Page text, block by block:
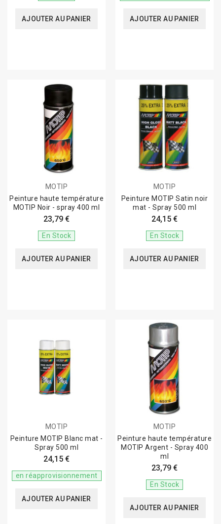
AJOUTER AU PANIER AJOUTER AU PANIER
MOTIP
Peinture haute température
MOTIP Noir - spray 400 ml
23,79 €
En Stock
AJOUTER AU PANIER
MOTIP
Peinture MOTIP Satin noir
mat - Spray 500 ml
24,15 €
En Stock
AJOUTER AU PANIER
MOTIP
Peinture MOTIP Blanc mat -
Spray 500 ml
24,15 €
en réapprovisionnement
AJOUTER AU PANIER
MOTIP
Peinture haute température
MOTIP Argent - Spray 400
ml
23,79 €
En Stock
AJOUTER AU PANIER